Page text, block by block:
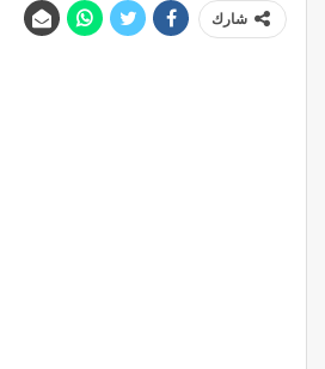
شارك